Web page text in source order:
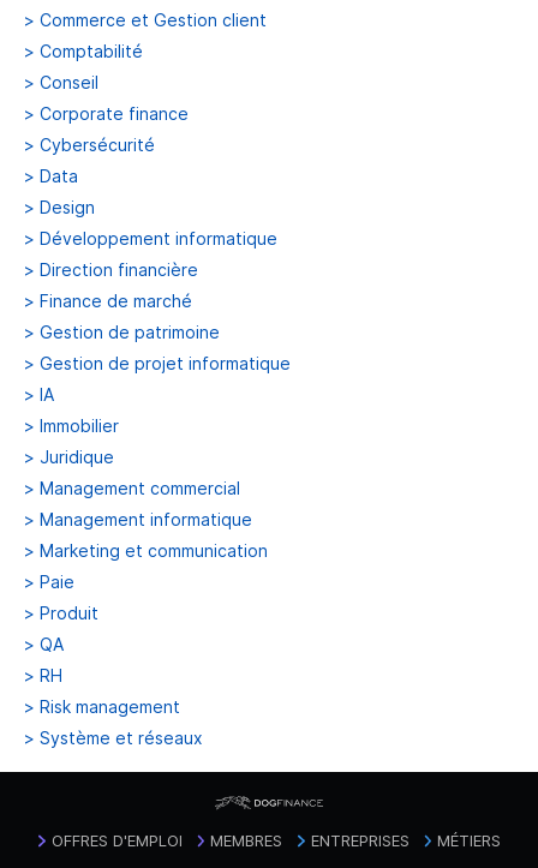
> Commerce et Gestion client
> Comptabilité
> Conseil
> Corporate finance
> Cybersécurité
> Data
> Design
> Développement informatique
> Direction financière
> Finance de marché
> Gestion de patrimoine
> Gestion de projet informatique
> IA
> Immobilier
> Juridique
> Management commercial
> Management informatique
> Marketing et communication
> Paie
> Produit
> QA
> RH
> Risk management
> Système et réseaux
OFFRES D'EMPLOI MEMBRES ENTREPRISES
MÉTIERS